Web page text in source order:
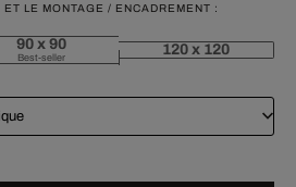
LE MONTAGE / ENCADREMENT :
90 x 90
Best-seller 120 x 120